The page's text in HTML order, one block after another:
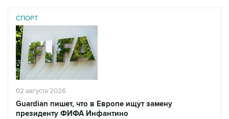
СПОРТ
02 августа 2026
Guardian пишет, что в Европе ищут замену
президенту ФИФА Инфантино